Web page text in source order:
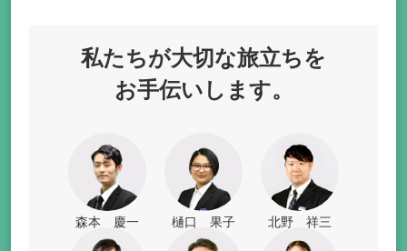
私たちが大切な旅立ちを
お手伝いします。
森本 慶一 樋口 果子 北野 祥三